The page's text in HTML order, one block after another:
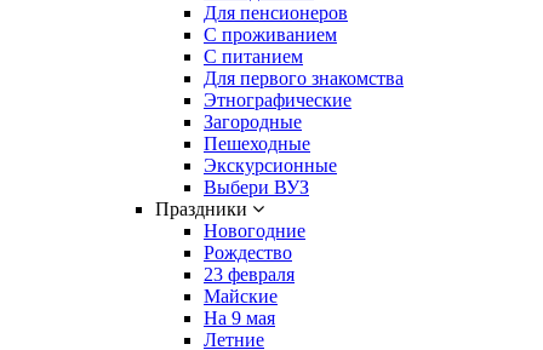
Для пенсионеров
С проживанием
С питанием
Для первого знакомства
Этнографические
Загородные
Пешеходные
Экскурсионные
Выбери ВУЗ
Праздники
Новогодние
Рождество
23 февраля
Майские
На 9 мая
Летние